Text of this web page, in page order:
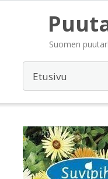
Suomen